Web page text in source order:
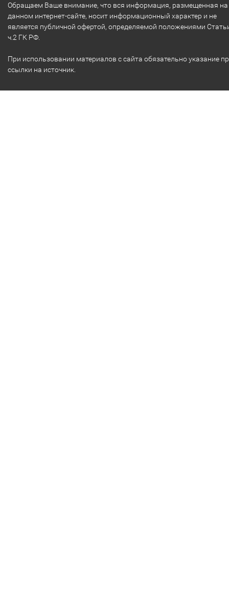
Обращаем Ваше внимание, что вся информация, размещенная на
данном интернет-сайте, носит информационный характер и не
является публичной офертой, определяемой положениями
ч.2 ГК РФ.
При использовании материалов с сайта обязательно указание
ссылки на источник.